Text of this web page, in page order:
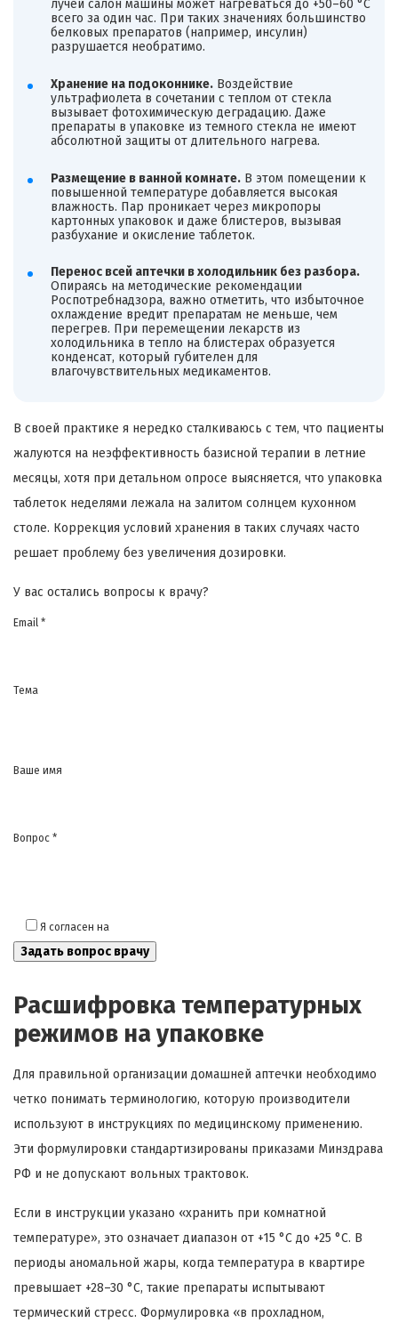
лучей салон машины может нагреваться до +50–60 °C
всего за один час. При таких значениях большинство
белковых препаратов (например, инсулин)
разрушается необратимо.
Хранение на подоконнике.Воздействие
ультрафиолета в сочетании с теплом от стекла
вызывает фотохимическую деградацию. Даже
препараты в упаковке из темного стекла не имеют
абсолютной защиты от длительного нагрева.
Размещение в ванной комнате.В этом помещении к
повышенной температуре добавляется высокая
влажность. Пар проникает через микропоры
картонных упаковок и даже блистеров, вызывая
разбухание и окисление таблеток.
Перенос всей аптечки в холодильник без разбора.
Опираясь на методические рекомендации
Роспотребнадзора, важно отметить, что избыточное
охлаждение вредит препаратам не меньше, чем
перегрев. При перемещении лекарств из
холодильника в тепло на блистерах образуется
конденсат, который губителен для
влагочувствительных медикаментов.
В своей практике я нередко сталкиваюсь с тем, что пациенты
жалуются на неэффективность базисной терапии в летние
месяцы, хотя при детальном опросе выясняется, что упаковка
таблеток неделями лежала на залитом солнцем кухонном
столе. Коррекция условий хранения в таких случаях часто
решает проблему без увеличения дозировки.
У вас остались вопросы к врачу?
Email *
Тема
Ваше имя
Вопрос *
Я согласен на
Расшифровка температурных
режимов на упаковке
Для правильной организации домашней аптечки необходимо
четко понимать терминологию, которую производители
используют в инструкциях по медицинскому применению.
Эти формулировки стандартизированы приказами Минздрава
РФ и не допускают вольных трактовок.
Если в инструкции указано «хранить при комнатной
температуре», это означает диапазон от +15 °C до +25 °C. В
периоды аномальной жары, когда температура в квартире
превышает +28–30 °C, такие препараты испытывают
термический стресс. Формулировка «в прохладном,